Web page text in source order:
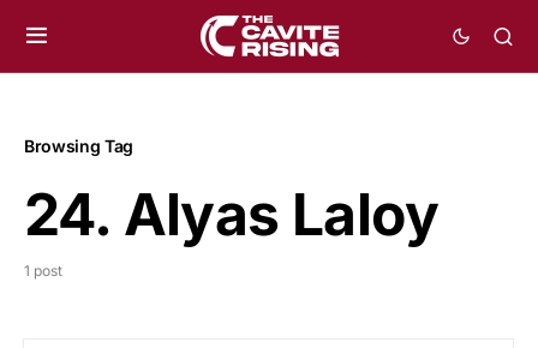
Browsing Tag
24. Alyas Laloy
1 post